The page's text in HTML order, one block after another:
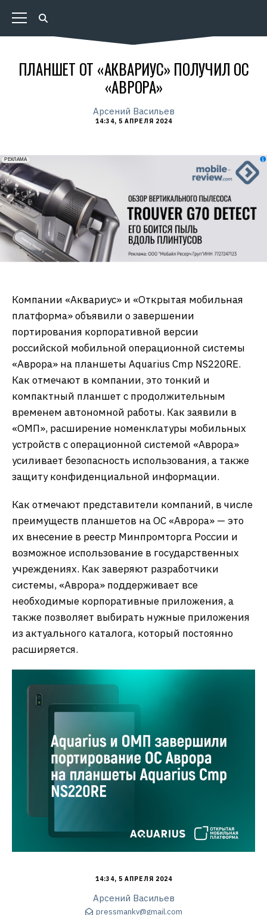
ПЛАНШЕТ ОТ «АКВАРИУС» ПОЛУЧИЛ ОС
«АВРОРА»
Арсений Васильев
14:34, 5 АПРЕЛЯ 2024
erid: 2VfnxxmNzs5
РЕКЛАМА
Компании «Аквариус» и «Открытая мобильная
платформа» объявили о завершении
портирования корпоративной версии
российской мобильной операционной системы
«Аврора» на планшеты Aquarius Cmp NS220RE.
Как отмечают в компании, это тонкий и
компактный планшет с продолжительным
временем автономной работы. Как заявили в
«ОМП», расширение номенклатуры мобильных
устройств с операционной системой «Аврора»
усиливает безопасность использования, а также
защиту конфиденциальной информации.
Как отмечают представители компаний, в числе
преимуществ планшетов на ОС «Аврора» — это
их внесение в реестр Минпромторга России и
возможное использование в государственных
учреждениях. Как заверяют разработчики
системы, «Аврора» поддерживает все
необходимые корпоративные приложения, а
также позволяет выбирать нужные приложения
из актуального каталога, который постоянно
расширяется.
14:34, 5 АПРЕЛЯ 2024
Арсений Васильев
pressmankv@gmail.com